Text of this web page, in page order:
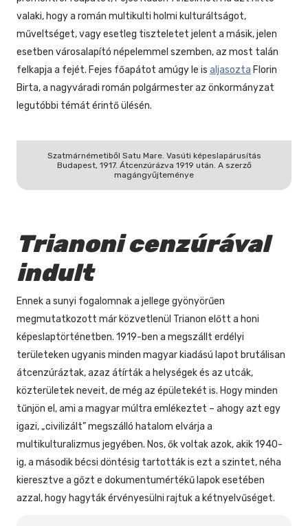
valaki, hogy a román multikulti holmi kulturáltságot,
műveltséget, vagy esetleg tiszteletet jelent a másik, jelen
esetben városalapító népelemmel szemben, az most talán
felkapja a fejét. Fejes főapátot amúgy le is aljasozta Florin
Birta, a nagyváradi román polgármester az önkormányzat
legutóbbi témát érintő ülésén.
Szatmárnémetiből Satu Mare. Vasúti képeslapárusítás
Budapest, 1917. Átcenzúrázva 1919 után. A szerző
magángyűjteménye
Trianoni cenzúrával
indult
Ennek a sunyi fogalomnak a jellege gyönyörűen
megmutatkozott már közvetlenül Trianon előtt a honi
képeslaptörténetben. 1919-ben a megszállt erdélyi
területeken ugyanis minden magyar kiadású lapot brutálisan
átcenzúráztak, azaz átírták a helységek és az utcák,
közterületek neveit, de még az épületekét is. Hogy minden
tűnjön el, ami a magyar múltra emlékeztet – ahogy azt egy
igazi, „civilizált” megszálló hatalom elvárja a
multikulturalizmus jegyében. Nos, ők voltak azok, akik 1940-
ig, a második bécsi döntésig tartották is ezt a szintet, néha
kieresztve a gőzt e dokumentumértékű lapok esetében
azzal, hogy hagyták érvényesülni rajtuk a kétnyelvűséget.